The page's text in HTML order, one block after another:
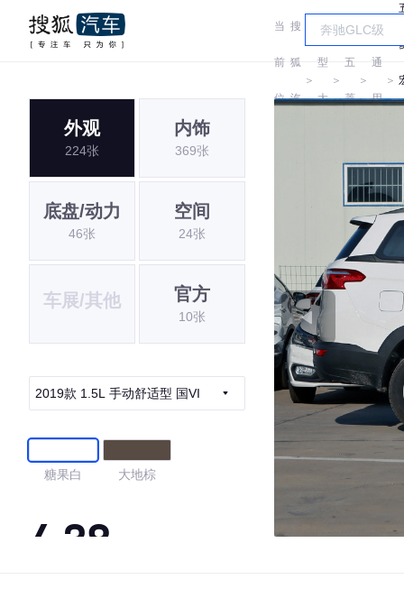
当
前
位
搜
狐
汽
＞
车
型
大
＞
五
菱
＞
汽
通
用
菱
＞
外观
224张
内饰
369张
底盘/动力
46张
空间
24张
车展/其他 官方
10张
2019款 1.5L 手动舒适型 国VI
糖果白 大地棕
4.38